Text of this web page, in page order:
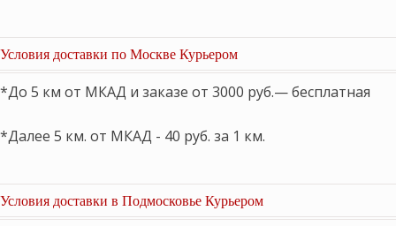
Условия доставки по Москве Курьером
*До 5 км от МКАД и заказе от 3000 руб.— бесплатная
*Далее 5 км. от МКАД - 40 руб. за 1 км.
Условия доставки в Подмосковье Курьером